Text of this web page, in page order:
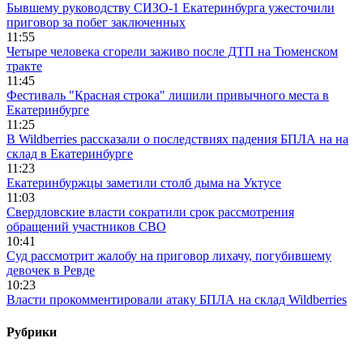
Бывшему руководству СИЗО-1 Екатеринбурга ужесточили
приговор за побег заключенных
11:55
Четыре человека сгорели заживо после ДТП на Тюменском
тракте
11:45
Фестиваль "Красная строка" лишили привычного места в
Екатеринбурге
11:25
В Wildberries рассказали о последствиях падения БПЛА на на
склад в Екатеринбурге
11:23
Екатеринбуржцы заметили столб дыма на Уктусе
11:03
Свердловские власти сократили срок рассмотрения
обращений участников СВО
10:41
Суд рассмотрит жалобу на приговор лихачу, погубившему
девочек в Ревде
10:23
Власти прокомментировали атаку БПЛА на склад Wildberries
Рубрики